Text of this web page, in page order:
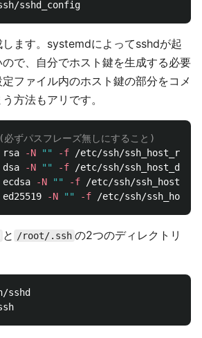
ます。systemdによってsshdが起
で、自分でホスト鍵を生成する必要
ファイル内のホスト鍵の部分をコメ
方法もアリです。
ずパスフレーズ無しにすること)
rsa -N ""
-f
dsa -N ""
-f
ecdsa -N ""
-f
ed25519 -N "" -f
と /root/.ssh の2つのディレクトリ